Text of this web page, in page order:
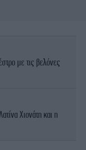
με τις βελόνες
Χιονάτη και η